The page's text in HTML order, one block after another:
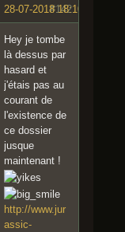
#142
28-07-2018 18:10:32
Hey je tombe
là dessus par
hasard et
j'étais pas au
courant de
l'existence de
ce dossier
jusque
maintenant !
http://www.jur
assic-